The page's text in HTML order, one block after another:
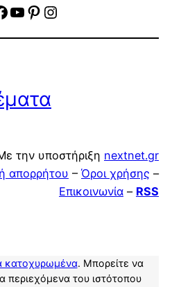
YouTube
Pinterest
Instagram
την υποστήριξη nextnet.gr
απορρήτου – Όροι χρήσης –
Επικοινωνία – RSS
κατοχυρωμένα. Μπορείτε να
περιεχόμενα του ιστότοπου